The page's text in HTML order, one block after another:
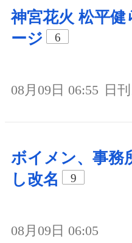
神宮花火 松平健
ージ
6
08月09日 06:55 日
ボイメン、事務
し改名
9
08月09日 06:05